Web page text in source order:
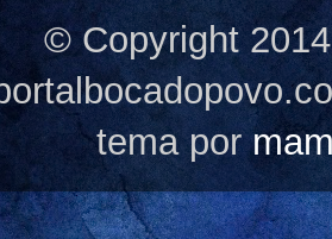
© Copyright
tema por